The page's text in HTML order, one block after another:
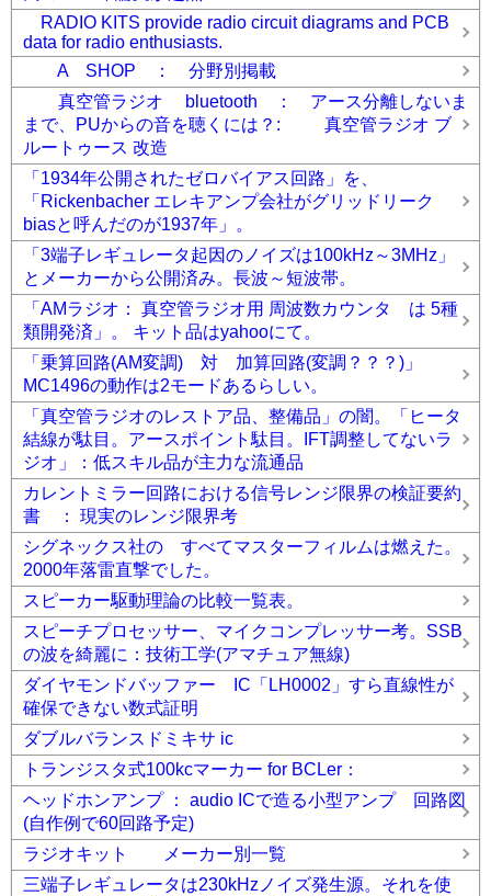
RADIO KITS provide radio circuit diagrams and PCB
data for radio enthusiasts.
A SHOP ： 分野別掲載
真空管ラジオ bluetooth ： アース分離しないま
まで、PUからの音を聴くには？: 真空管ラジオ ブ
ルートゥース 改造
「1934年公開されたゼロバイアス回路」を、
「Rickenbacher エレキアンプ会社がグリッドリーク
biasと呼んだのが1937年」。
「3端子レギュレータ起因のノイズは100kHz～3MHz」
とメーカーから公開済み。長波～短波帯。
「AMラジオ： 真空管ラジオ用 周波数カウンタ は 5種
類開発済」。 キット品はyahooにて。
「乗算回路(AM変調) 対 加算回路(変調？？？)」
MC1496の動作は2モードあるらしい。
「真空管ラジオのレストア品、整備品」の闇。「ヒータ
結線が駄目。アースポイント駄目。IFT調整してないラ
ジオ」：低スキル品が主力な流通品
カレントミラー回路における信号レンジ限界の検証要約
書 ： 現実のレンジ限界考
シグネックス社の すべてマスターフィルムは燃えた。
2000年落雷直撃でした。
スピーカー駆動理論の比較一覧表。
スピーチプロセッサー、マイクコンプレッサー考。SSB
の波を綺麗に：技術工学(アマチュア無線)
ダイヤモンドバッファー IC「LH0002」すら直線性が
確保できない数式証明
ダブルバランスドミキサ ic
トランジスタ式100kcマーカー for BCLer：
ヘッドホンアンプ ： audio ICで造る小型アンプ 回路図
(自作例で60回路予定)
ラジオキット メーカー別一覧
三端子レギュレータは230kHzノイズ発生源。それを使